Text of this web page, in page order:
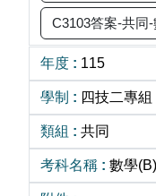
C3103答案-共同
115
四技二專組
共同
數學(B)